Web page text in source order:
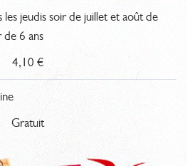
les jeudis soir de juillet et août de
6 ans
4,10 €
Gratuit